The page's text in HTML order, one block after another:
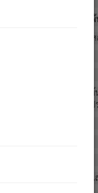
ณ์ทั้งปวงนั้น มิใช่ผู้หลด
อพราหมณ์ทั้งปวงนั้น ก็ยัง
วนั้น ย่อมไม่เป็นผู้หลุด
ง เป็นทุกข์ มีความแปรป
ลินวิภวตัณหาด้วย.
นคือนิพพาน.
ยนแปลงอีกต่อไป). ดังนี้แ